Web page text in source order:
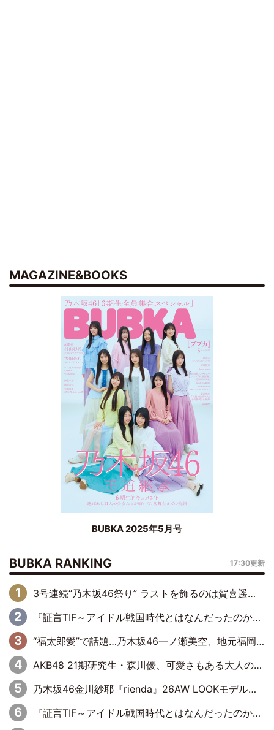
MAGAZINE&BOOKS
BUBKA 2025年5月号
BUBKA RANKING 17:30更新
3号連続“乃木坂46祭り” ラストを飾るのは賀喜遥香…5年ぶりの登場に「5年分大人になった私を見ていただけたら」
『証言TIF～アイドル戦国時代とはなんだったのか～』第6回：でんぱ組.inc・古川未鈴×相沢梨紗「『ハロプロやりたかったな』って言ったら、夢眠ねむさんに『てめえはでんぱ組．incなんだよ！』って肩パンされて(笑)」
“福太郎愛”で話題…乃木坂46一ノ瀬美空、地元福岡『めんべい25周年トップサポーター』に就任
AKB48 21期研究生・森川優、可愛さもある大人の女性に
乃木坂46金川紗耶『rienda』26AW LOOKモデルに就任
『証言TIF～アイドル戦国時代とはなんだったのか～』第11回：私立恵比寿中学・真山りか×安本彩花「TIFで10年ぶりのキョンシーメイクをしたら、場を完全に引かせてしまって。時代が変わったんだなって」